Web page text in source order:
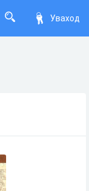
Уваход